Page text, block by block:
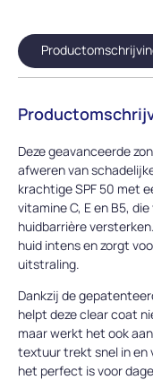
Deze geavanceerde
afweren van
krachtige SPF 50 met
vitamine C, E en B5,
huidbarrière
huid intens en zorgt
uitstraling.
Dankzij de
helpt deze clear coat
maar werkt het ook
textuur trekt snel in en
het perfect is voor